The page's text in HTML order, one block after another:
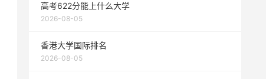
高考622分能上什么大学
2026-08-05
香港大学国际排名
2026-08-05